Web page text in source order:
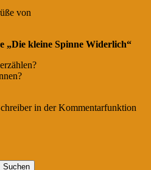
von
„Die kleine Spinne Widerlich“
in der Kommentarfunktion